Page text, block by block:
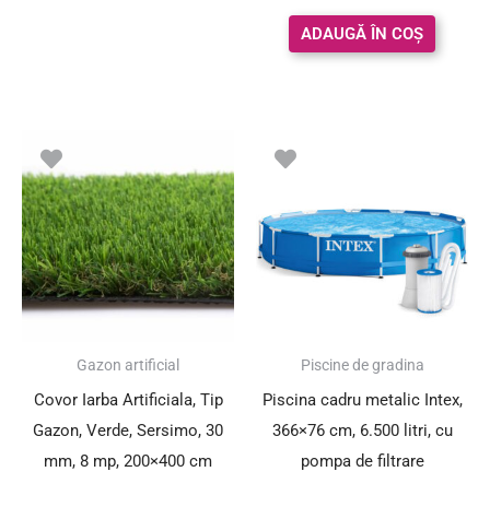
ADAUGĂ ÎN COȘ
Gazon artificial
Covor Iarba Artificiala, Tip
Gazon, Verde, Sersimo, 30
mm, 8 mp, 200×400 cm
Piscine de gradina
Piscina cadru metalic Intex,
366×76 cm, 6.500 litri, cu
pompa de filtrare